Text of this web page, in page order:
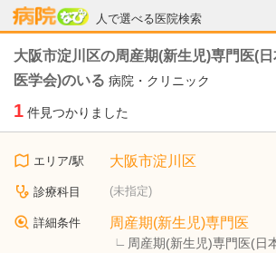
人で選べる医院検索
病院なび
大阪市淀川区の周産期(新生児)専門医(
医学会)のいる 病院・クリニック
1 件見つかりました
エリア/駅 大阪市淀川区
診療科目 (未指定)
詳細条件 周産期(新生児)専門医
周産期(新生児)専門医(日